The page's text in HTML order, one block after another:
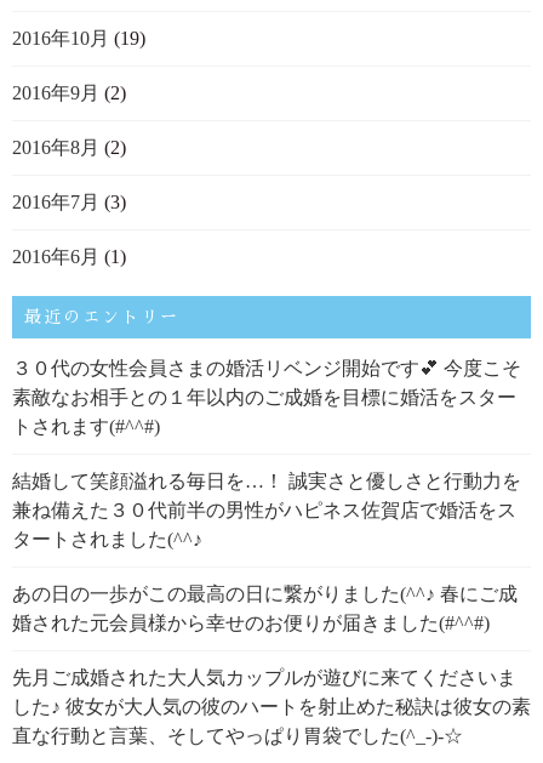
2016年10月 (19)
2016年9月 (2)
2016年8月 (2)
2016年7月 (3)
2016年6月 (1)
最近のエントリー
３０代の女性会員さまの婚活リベンジ開始です💕 今度こそ
素敵なお相手との１年以内のご成婚を目標に婚活をスター
トされます(#^^#)
結婚して笑顔溢れる毎日を…！ 誠実さと優しさと行動力を
兼ね備えた３０代前半の男性がハピネス佐賀店で婚活をス
タートされました(^^♪
あの日の一歩がこの最高の日に繋がりました(^^♪ 春にご成
婚された元会員様から幸せのお便りが届きました(#^^#)
先月ご成婚された大人気カップルが遊びに来てくださいま
した♪ 彼女が大人気の彼のハートを射止めた秘訣は彼女の素
直な行動と言葉、そしてやっぱり胃袋でした(^_-)-☆